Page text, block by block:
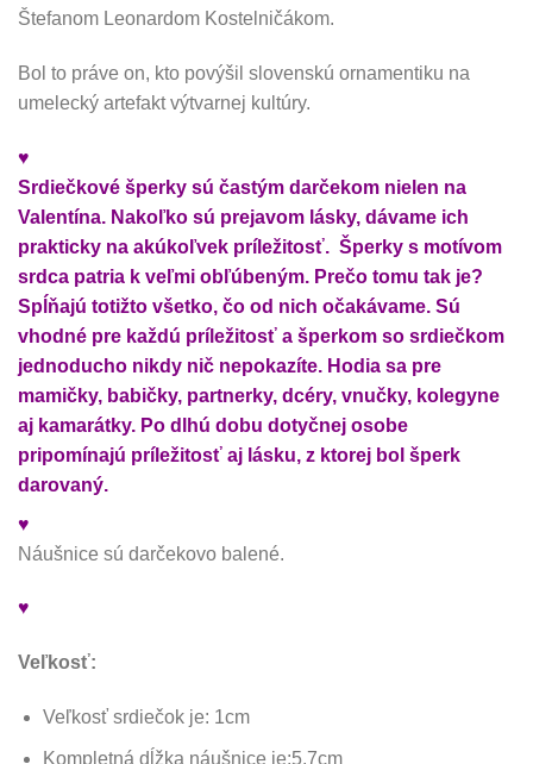
Štefanom Leonardom Kostelničákom.
Bol to práve on, kto povýšil slovenskú ornamentiku na
umelecký artefakt výtvarnej kultúry.
♥
Srdiečkové šperky sú častým darčekom nielen na
Valentína. Nakoľko sú prejavom lásky, dávame ich
prakticky na akúkoľvek príležitosť. Šperky s motívom
srdca patria k veľmi obľúbeným. Prečo tomu tak je?
Spĺňajú totižto všetko, čo od nich očakávame. Sú
vhodné pre každú príležitosť a šperkom so srdiečkom
jednoducho nikdy nič nepokazíte. Hodia sa pre
mamičky, babičky, partnerky, dcéry, vnučky, kolegyne
aj kamarátky. Po dlhú dobu dotyčnej osobe
pripomínajú príležitosť aj lásku, z ktorej bol šperk
darovaný.
♥
Náušnice sú darčekovo balené.
♥
Veľkosť:
Veľkosť srdiečok je: 1cm
Kompletná dĺžka náušnice je:5,7cm